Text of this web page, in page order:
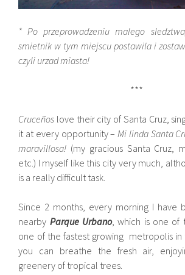
* Po przeprowadzeniu malego
smietnik w tym miejscu postawila i
czyli urzad miasta!
***
Cruceños love their city of Santa Cruz,
it at every opportunity – Mi linda Santa
maravillosa! (my gracious Santa Cruz,
etc.) I myself like this city very much,
is a really difficult task.
Since 2 months, every morning I have
nearby Parque Urbano, which is one of
one of the fastest growing metropolis
you can breathe the fresh air,
greenery of tropical trees.